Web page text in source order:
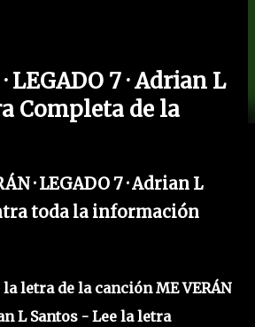
LEGADO 7 · Adrian L
Completa de la
· LEGADO 7 · Adrian L
toda la información
la letra de la canción ME VERÁN
L Santos - Lee la letra